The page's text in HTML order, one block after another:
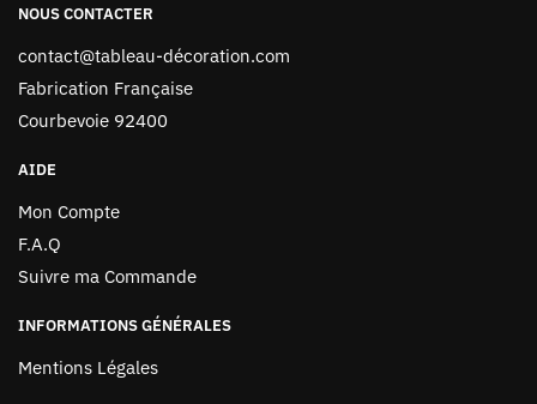
NOUS CONTACTER
contact@tableau-décoration.com
Fabrication Française
Courbevoie 92400
AIDE
Mon Compte
F.A.Q
Suivre ma Commande
INFORMATIONS GÉNÉRALES
Mentions Légales